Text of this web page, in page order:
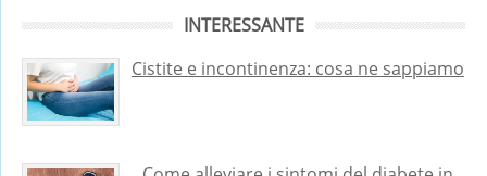
INTERESSANTE
Cistite e incontinenza: cosa ne sappiamo